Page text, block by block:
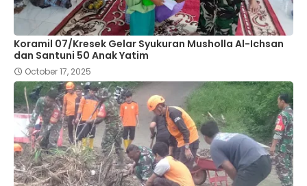
Koramil 07/Kresek Gelar Syukuran Musholla Al-Ichsan
dan Santuni 50 Anak Yatim
October 17, 2025